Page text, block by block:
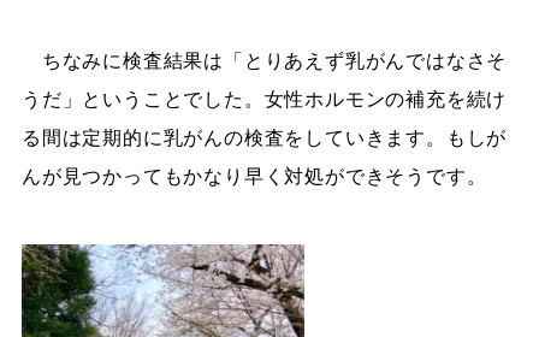
ちなみに検査結果は「とりあえず乳がんではなさそ
うだ」ということでした。女性ホルモンの補充を続け
る間は定期的に乳がんの検査をしていきます。もしが
んが見つかってもかなり早く対処ができそうです。